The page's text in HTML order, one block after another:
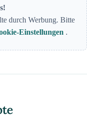
durch Werbung. Bitte
Einstellungen .